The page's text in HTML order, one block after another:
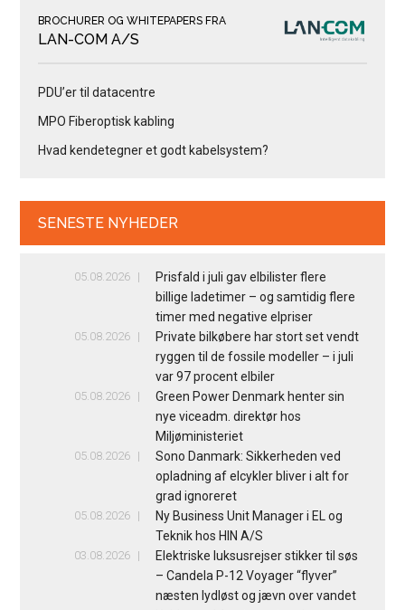
BROCHURER OG WHITEPAPERS FRA
LAN-COM A/S
PDU’er til datacentre
MPO Fiberoptisk kabling
Hvad kendetegner et godt kabelsystem?
SENESTE NYHEDER
05.08.2026
Prisfald i juli gav elbilister flere
billige ladetimer – og samtidig flere
timer med negative elpriser
05.08.2026
Private bilkøbere har stort set vendt
ryggen til de fossile modeller – i juli
var 97 procent elbiler
05.08.2026
Green Power Denmark henter sin
nye viceadm. direktør hos
Miljøministeriet
05.08.2026
Sono Danmark: Sikkerheden ved
opladning af elcykler bliver i alt for
grad ignoreret
05.08.2026
Ny Business Unit Manager i EL og
Teknik hos HIN A/S
03.08.2026
Elektriske luksusrejser stikker til søs
– Candela P-12 Voyager “flyver”
næsten lydløst og jævn over vandet